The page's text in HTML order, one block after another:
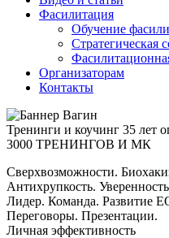
Фасилитация
Обучение
Стратегическая
Организаторам
Контакты
Тренинги и коучинг 35 лет
3000 ТРЕНИНГОВ И МК
Сверхвозможности.
Антихрупкость.
Лидер. Команда. Развитие
Переговоры. Презентации.
Личная эффективность